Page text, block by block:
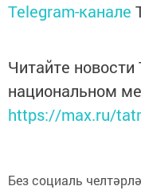
Telegram-канале
Читайте новости
национальном
https://max.ru/
Без социаль